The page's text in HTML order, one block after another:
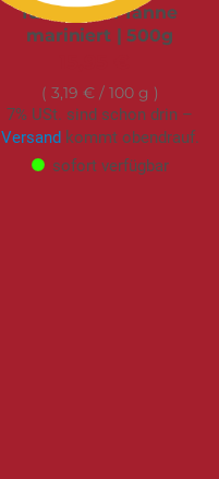
für Grill & Pfanne
mariniert | 500g
3,19 €/ 100 g
7% USt. sind schon drin –
Versandkommt obendrauf.
sofort verfügbar